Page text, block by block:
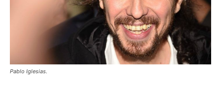
Pablo Iglesias.